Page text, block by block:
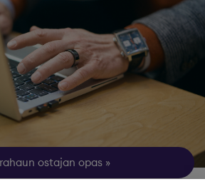
ostajan opas